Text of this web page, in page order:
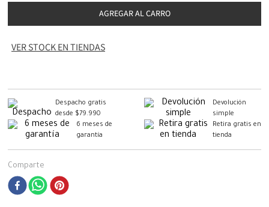
AGREGAR AL CARRO
VER STOCK EN TIENDAS
Despacho gratis
desde $79.990
Devolución
simple
6 meses de
garantía
Retira gratis en
tienda
Comparte